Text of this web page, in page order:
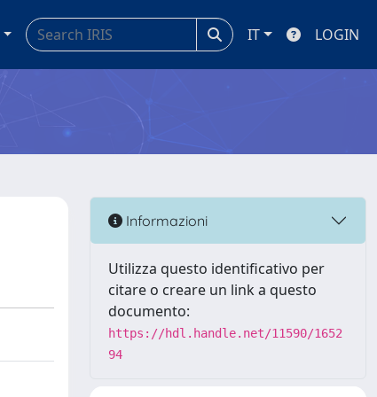
IT LOGIN
Informazioni
Utilizza questo identificativo per
citare o creare un link a questo
documento:
https://hdl.handle.net/11590/1652
94